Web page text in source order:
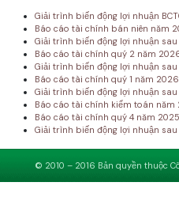
Giải trình biến động lợi nhuận
Báo cáo tài chính bán niên năm
Giải trình biến động lợi nhuận
Báo cáo tài chính quý 2 năm
Giải trình biến động lợi nhuận
Báo cáo tài chính quý 1 năm 2026
Giải trình biến động lợi nhuận
Báo cáo tài chính kiểm toán năm
Báo cáo tài chính quý 4 năm 2025
Giải trình biến động lợi nhuận
© 2010 – 2016 Bản quyền thuộc